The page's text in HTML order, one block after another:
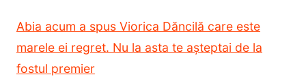
Abia acum a spus Viorica Dăncilă care este
marele ei regret. Nu la asta te așteptai de la
fostul premier